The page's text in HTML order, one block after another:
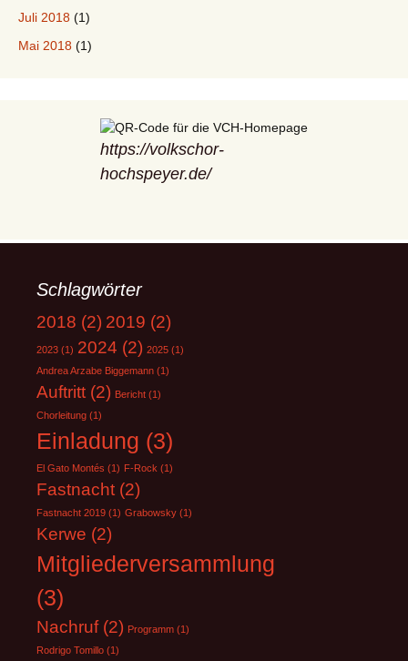
Juli 2018 (1)
Mai 2018 (1)
https://volkschor-
hochspeyer.de/
Schlagwörter
2018 (2) 2019 (2)
2023 (1) 2024 (2) 2025 (1)
Andrea Arzabe Biggemann (1)
Auftritt (2) Bericht (1)
Chorleitung (1)
Einladung (3)
El Gato Montés (1) F-Rock (1)
Fastnacht (2)
Fastnacht 2019 (1) Grabowsky (1)
Kerwe (2)
Mitgliederversammlung
(3)
Nachruf(2) Programm (1)
Rodrigo Tomillo (1)